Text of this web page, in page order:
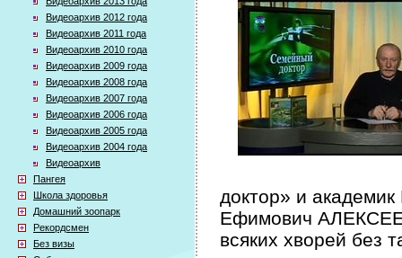
Видеоархив 2012 года
Видеоархив 2011 года
Видеоархив 2010 года
Видеоархив 2009 года
Видеоархив 2008 года
Видеоархив 2007 года
Видеоархив 2006 года
Видеоархив 2005 года
Видеоархив 2004 года
Видеоархив
Пангея
Школа здоровья
Домашний зоопарк
Рекордсмен
Без визы
доктор» и
Ефимович
всяких хворей без